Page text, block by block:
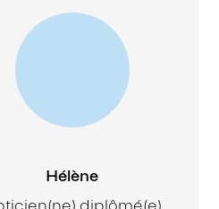
Hélène
diplômé(e)